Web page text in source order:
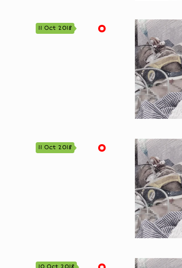
11 Oct 2018
11 Oct 2018